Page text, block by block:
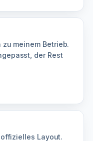
zu meinem Betrieb.
der Rest
offizielles Layout.